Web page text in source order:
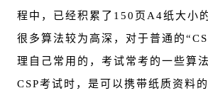
程中，已经积累了150页A4纸大小
很多算法较为高深，对于普通的
理自己常用的，考试常考的一些算
CSP考试时，是可以携带纸质资料